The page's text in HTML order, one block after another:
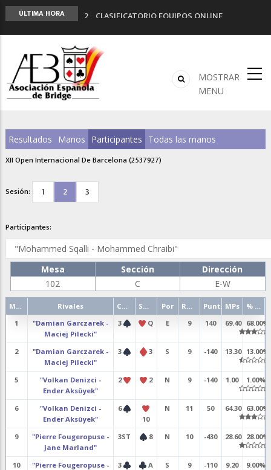
ÚLTIMA HORA
2º CLASIFICATORIO EQUIPOS ONLINE
ANUNCIATE EN NUESTRA REVISTA
NUEVA PROGRAMACIÓN TORNEOS FUNBRIDGE
LIGA 11ª
MOSTRAR
MENU
Resultados Manos Participantes Todas las manos
XII Open Internacional De Barcelona (2537927)
Sesión: 1 2 3
Participantes:
Mesa Sección
Dirección
102
C E-W
Rivales Por Punt. MPs
1
"Damian Garczarek -
Maciej Pilecki"
3 Q E 9 140 69.40 68.00%
2
"Damian Garczarek -
Maciej Pilecki"
3 3 S 9 -140 13.30 13.00%
5
"Volkan Denizci -
Ender Aksüyek"
2 2 N 9 -140 1.00 1.00%
6
"Volkan Denizci -
Ender Aksüyek"
6
10
N 11 50 64.30 63.00%
9
"Pierre Fougeropuse -
Jane Marland"
3ST 8 N 10 -430 28.60 28.00%
10
"Pierre Fougeropuse -
3 A S 9 -110 9.20 9.00%